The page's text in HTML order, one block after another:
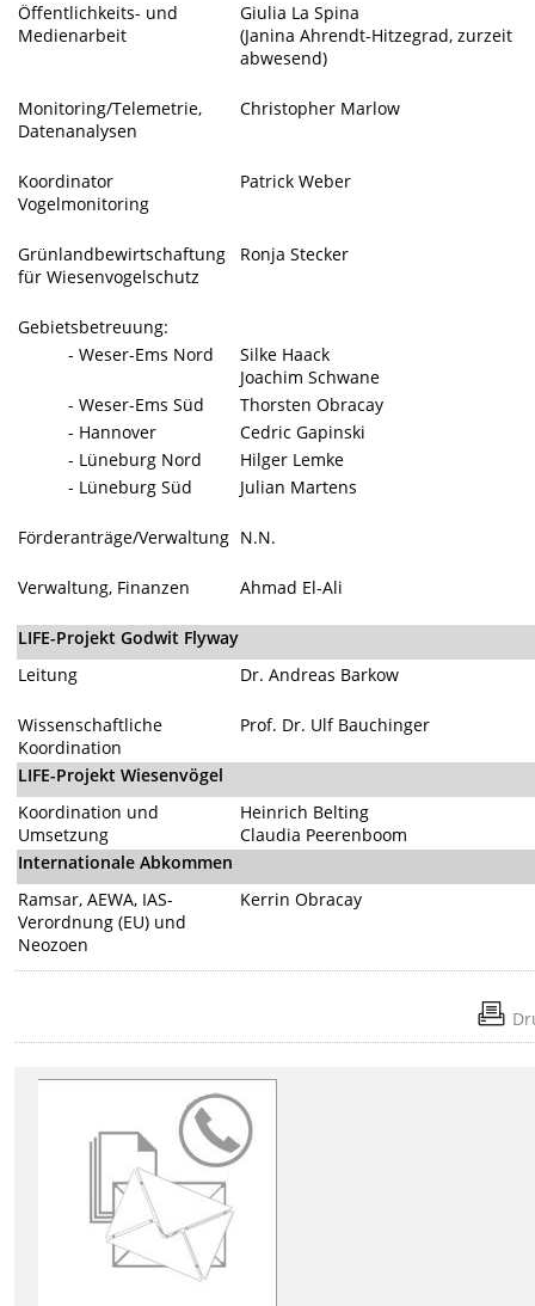
Öffentlichkeits- und
Medienarbeit
Giulia La Spina
(Janina Ahrendt-Hitzegrad, zurzeit
abwesend)
Monitoring/Telemetrie,
Datenanalysen
Christopher Marlow
Koordinator
Vogelmonitoring
Patrick Weber
Grünlandbewirtschaftung
für Wiesenvogelschutz
Ronja Stecker
Gebietsbetreuung:
- Weser-Ems Nord
Silke Haack
Joachim Schwane
- Weser-Ems Süd
Thorsten Obracay
- Hannover
Cedric Gapinski
- Lüneburg Nord
Hilger Lemke
- Lüneburg Süd
Julian Martens
Förderanträge/Verwaltung N.N.
Verwaltung, Finanzen Ahmad El-Ali
LIFE-Projekt Godwit Flyway
Leitung
Dr. Andreas Barkow
Wissenschaftliche
Koordination
Prof. Dr. Ulf Bauchinger
LIFE-Projekt Wiesenvögel
Koordination und
Umsetzung
Heinrich Belting
Claudia Peerenboom
Internationale Abkommen
Ramsar, AEWA, IAS-
Verordnung (EU) und
Neozoen
Kerrin Obracay